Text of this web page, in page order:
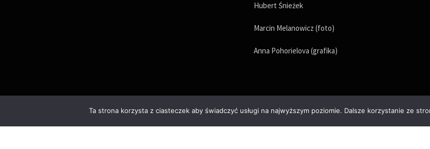
Hubert Śnieżek
Marcin Melanowicz (foto)
Anna Pohorielova (grafika)
Ta strona korzysta z ciasteczek aby świadczyć usługi na najwyższym poziomie. Dalsze korzystanie ze